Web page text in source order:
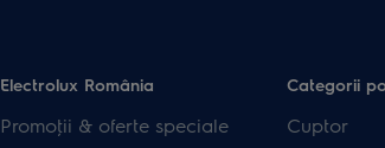
Electrolux România
Promoţii & oferte speciale
Categorii
Cuptor